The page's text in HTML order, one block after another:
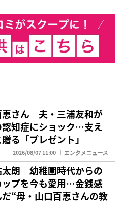
恵さん 夫・三浦友和が
認知症にショック…支え
る「プレゼント」
2026/08/07 11:00 エンタメニュース
太朗 幼稚園時代からの
ップを今も愛用…金銭感
“母・山口百恵さんの教